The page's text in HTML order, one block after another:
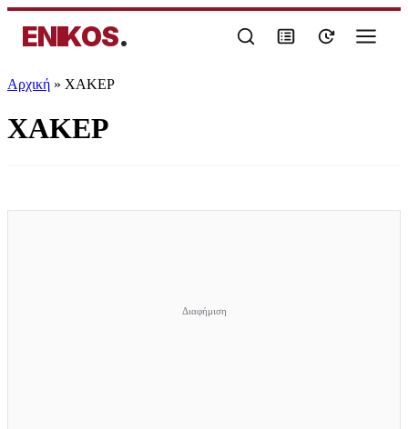
ENIKOS.
Αρχική » ΧΑΚΕΡ
ΧΑΚΕΡ